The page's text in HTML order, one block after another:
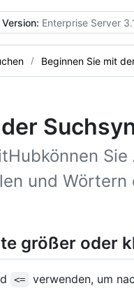
Version: Enterprise Server
Beginnen Sie mit
und Wörtern
größer oder
<=
verwenden, um